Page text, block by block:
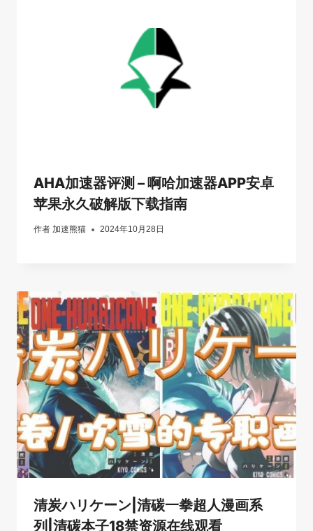
AHA加速器评测 – 啊哈加速器APP安卓
苹果永久破解版下载指南
作者 加速熊猫 2024年10月28日
清炭ハリケーン|清碳一拳超人漫画系
列|清碳本子18禁资源在线观看